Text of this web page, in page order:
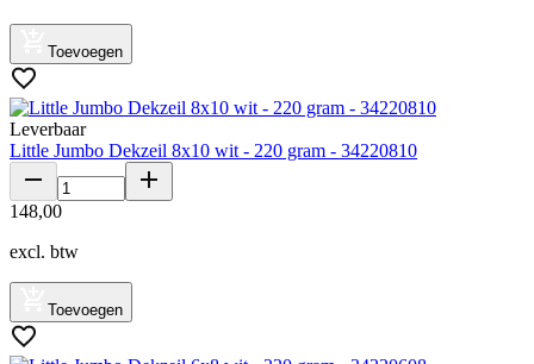
Toevoegen
Leverbaar
Little Jumbo Dekzeil 8x10 wit - 220 gram - 34220810
148,00
excl. btw
Toevoegen